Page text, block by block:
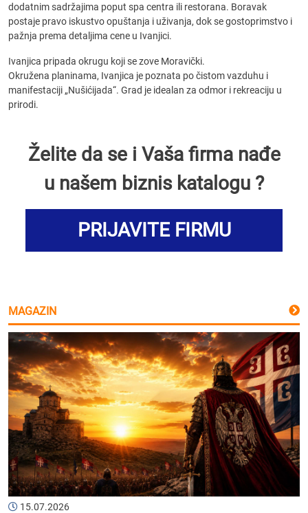
dodatnim sadržajima poput spa centra ili restorana. Boravak
postaje pravo iskustvo opuštanja i uživanja, dok se gostoprimstvo i
pažnja prema detaljima cene u Ivanjici.
Ivanjica pripada okrugu koji se zove Moravički.
Okružena planinama, Ivanjica je poznata po čistom vazduhu i
manifestaciji „Nušićijada“. Grad je idealan za odmor i rekreaciju u
prirodi.
Želite da se i Vaša firma nađe
u našem biznis katalogu ?
PRIJAVITE FIRMU
MAGAZIN
15.07.2026